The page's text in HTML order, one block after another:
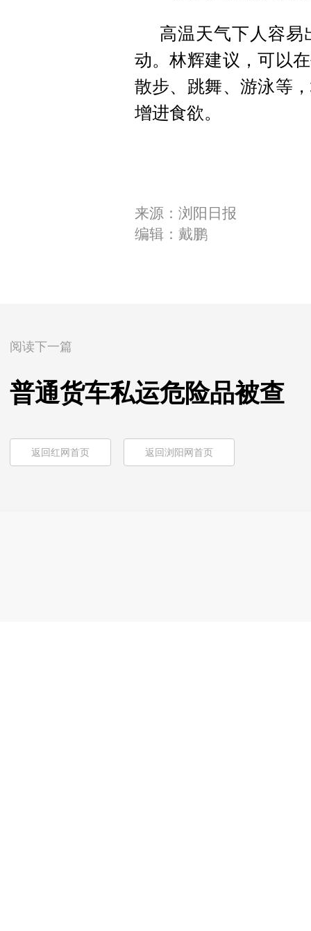
高温天气下人容
动。林辉建议，可以
散步、跳舞、游泳等
增进食欲。
来源：浏阳日报
编辑：戴鹏
阅读下一篇
普通货车私运危险品被查
返回红网首页 返回浏阳网首页